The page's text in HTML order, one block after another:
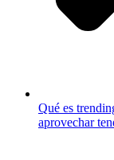
Qué es
aprovechar